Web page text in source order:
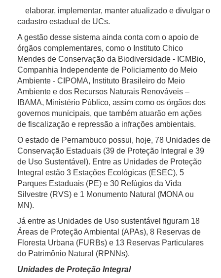
elaborar, implementar, manter atualizado e divulgar o
cadastro estadual de UCs.
A gestão desse sistema ainda conta com o apoio de
órgãos complementares, como o Instituto Chico
Mendes de Conservação da Biodiversidade - ICMBio,
Companhia Independente de Policiamento do Meio
Ambiente - CIPOMA, Instituto Brasileiro do Meio
Ambiente e dos Recursos Naturais Renováveis –
IBAMA, Ministério Público, assim como os órgãos dos
governos municipais, que também atuarão em ações
de fiscalização e repressão a infrações ambientais.
O estado de Pernambuco possui, hoje, 78 Unidades de
Conservação Estaduais (39 de Proteção Integral e 39
de Uso Sustentável). Entre as Unidades de Proteção
Integral estão 3 Estações Ecológicas (ESEC), 5
Parques Estaduais (PE) e 30 Refúgios da Vida
Silvestre (RVS) e 1 Monumento Natural (MONA ou
MN).
Já entre as Unidades de Uso sustentável figuram 18
Áreas de Proteção Ambiental (APAs), 8 Reservas de
Floresta Urbana (FURBs) e 13 Reservas Particulares
do Patrimônio Natural (RPNNs).
Unidades de Proteção Integral